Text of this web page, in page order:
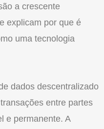
a crescente
explicam por que é
uma tecnologia
dados descentralizado
entre partes
e permanente. A